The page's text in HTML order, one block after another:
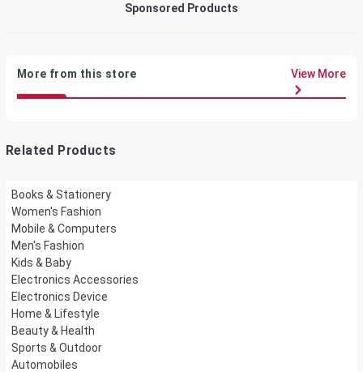
Sponsored Products
More from this store View More
Related Products
Books & Stationery
Women's Fashion
Mobile & Computers
Men's Fashion
Kids & Baby
Electronics Accessories
Electronics Device
Home & Lifestyle
Beauty & Health
Sports & Outdoor
Automobiles